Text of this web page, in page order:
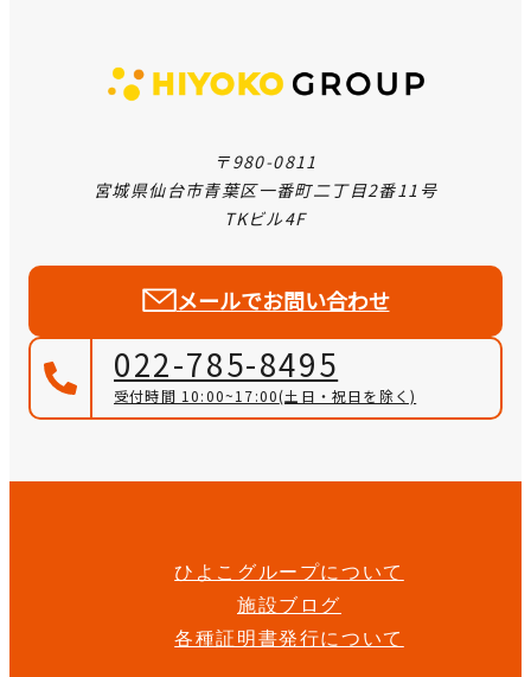
〒980-0811
宮城県仙台市青葉区一番町二丁目2番11号
TKビル4F
メールでお問い合わせ
022-785-8495
受付時間 10:00~17:00(土日・祝日を除く)
ひよこグループについて
施設ブログ
各種証明書発行について